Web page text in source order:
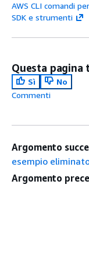
AWS CLI comandi
SDK e strumenti
Questa pagina
Sì
No
Commenti
Argomento
esempio
Argomento